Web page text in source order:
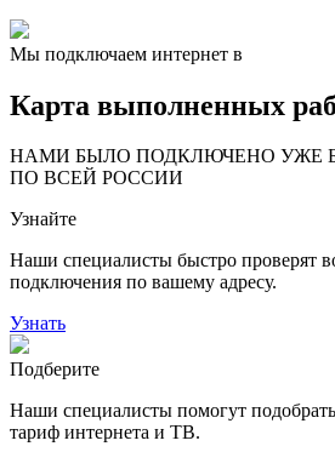
Мы подключаем интернет в
Карта выполненных
НАМИ БЫЛО ПОДКЛЮЧЕНО УЖЕ
ПО ВСЕЙ РОССИИ
163
29
99
48
Узнайте
Наши специалисты быстро проверят
подключения по вашему адресу.
Узнать
Подберите
Наши специалисты помогут
тариф интернета и ТВ.